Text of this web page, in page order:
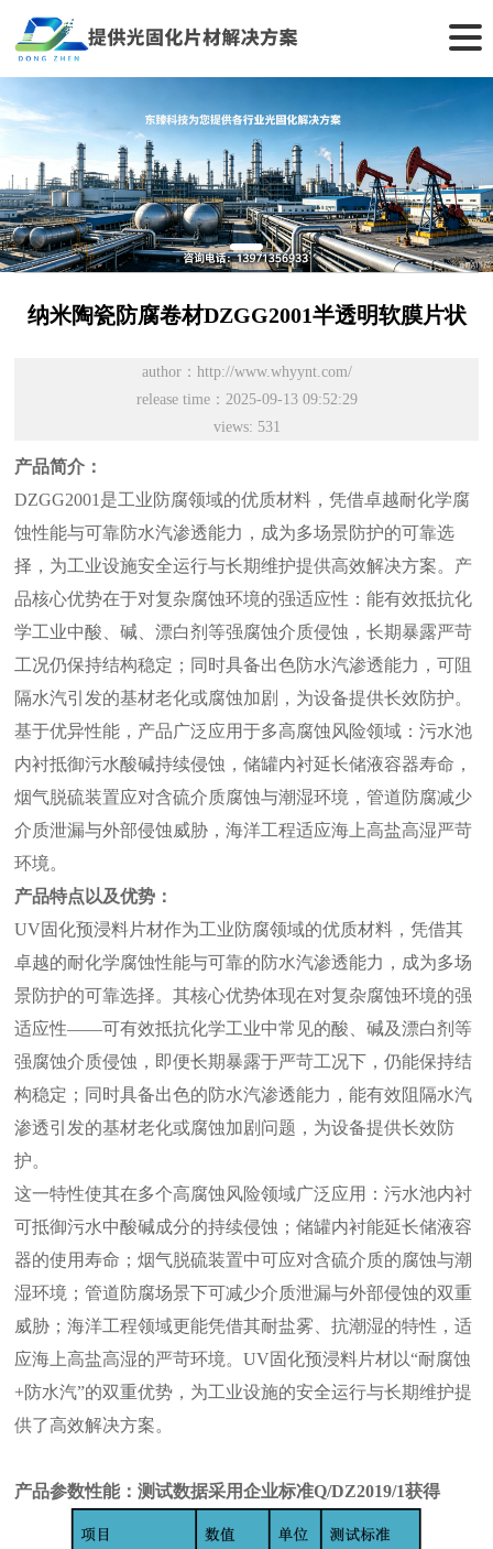
纳米陶瓷防腐卷材DZGG2001半透明软膜片状
author：http://www.whyynt.com/
release time：2025-09-13 09:52:29
views: 531
产品简介：
DZGG2001是工业防腐领域的优质材料，凭借卓越耐化学腐
蚀性能与可靠防水汽渗透能力，成为多场景防护的可靠选
择，为工业设施安全运行与长期维护提供高效解决方案。产
品核心优势在于对复杂腐蚀环境的强适应性：能有效抵抗化
学工业中酸、碱、漂白剂等强腐蚀介质侵蚀，长期暴露严苛
工况仍保持结构稳定；同时具备出色防水汽渗透能力，可阻
隔水汽引发的基材老化或腐蚀加剧，为设备提供长效防护。
基于优异性能，产品广泛应用于多高腐蚀风险领域：污水池
内衬抵御污水酸碱持续侵蚀，储罐内衬延长储液容器寿命，
烟气脱硫装置应对含硫介质腐蚀与潮湿环境，管道防腐减少
介质泄漏与外部侵蚀威胁，海洋工程适应海上高盐高湿严苛
环境。
产品特点以及优势：
UV固化预浸料片材作为工业防腐领域的优质材料，凭借其
卓越的耐化学腐蚀性能与可靠的防水汽渗透能力，成为多场
景防护的可靠选择。其核心优势体现在对复杂腐蚀环境的强
适应性——可有效抵抗化学工业中常见的酸、碱及漂白剂等
强腐蚀介质侵蚀，即便长期暴露于严苛工况下，仍能保持结
构稳定；同时具备出色的防水汽渗透能力，能有效阻隔水汽
渗透引发的基材老化或腐蚀加剧问题，为设备提供长效防
护。
这一特性使其在多个高腐蚀风险领域广泛应用：污水池内衬
可抵御污水中酸碱成分的持续侵蚀；储罐内衬能延长储液容
器的使用寿命；烟气脱硫装置中可应对含硫介质的腐蚀与潮
湿环境；管道防腐场景下可减少介质泄漏与外部侵蚀的双重
威胁；海洋工程领域更能凭借其耐盐雾、抗潮湿的特性，适
应海上高盐高湿的严苛环境。UV固化预浸料片材以“耐腐蚀
+防水汽”的双重优势，为工业设施的安全运行与长期维护提
供了高效解决方案。
产品参数性能：测试数据采用企业标准Q/DZ2019/1获得